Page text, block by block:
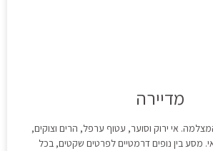
מדיירה
אי ירוק וסוער, עטוף ערפל, הרים וצוקים,
מסע בין נופים דרמטיים לפרטים שקטים, בכל